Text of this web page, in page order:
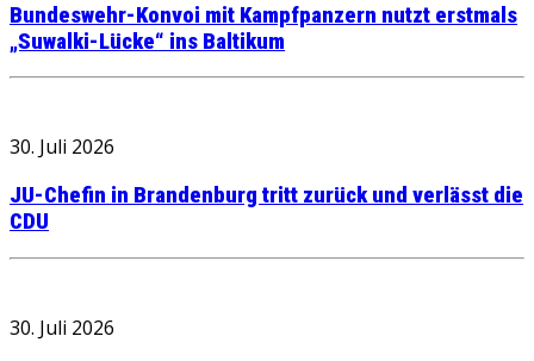
Bundeswehr-Konvoi mit Kampfpanzern nutzt erstmals
„Suwalki-Lücke“ ins Baltikum
30. Juli 2026
JU-Chefin in Brandenburg tritt zurück und verlässt die
CDU
30. Juli 2026